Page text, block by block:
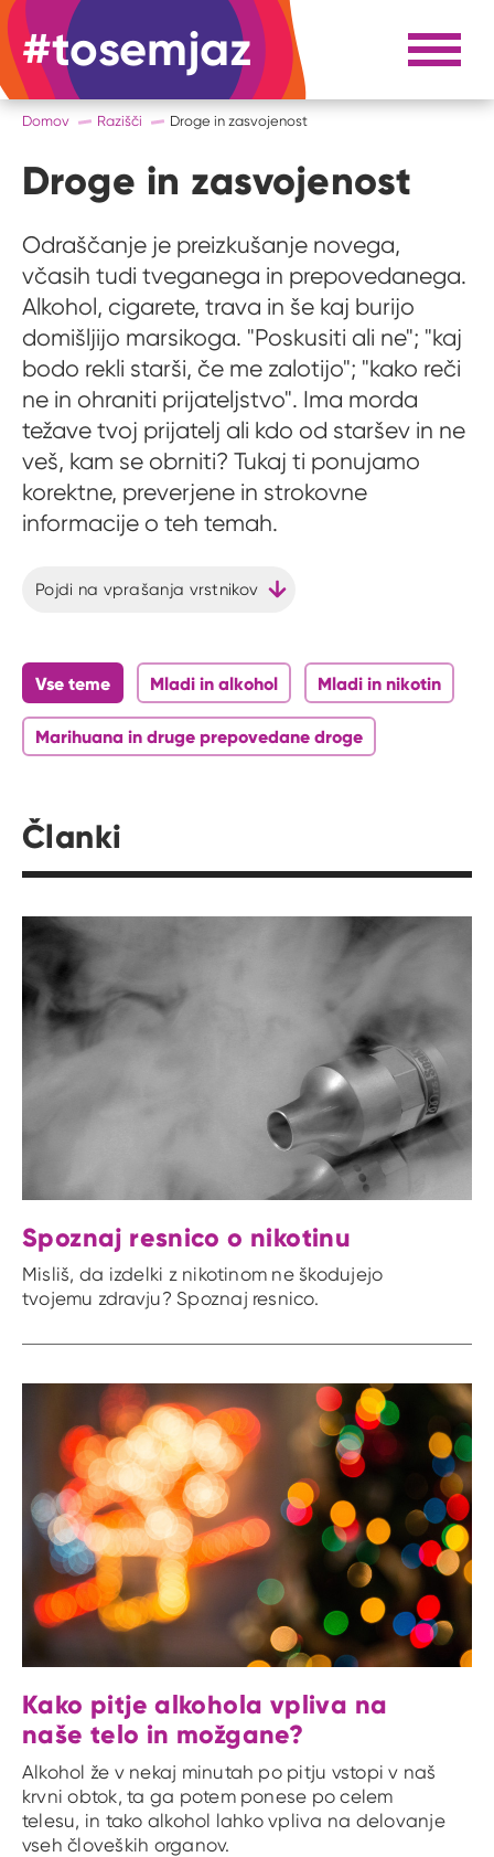
#tosemjaz #to sem jaz Razpri
Domov Razišči Droge in zasvojenost
Droge in zasvojenost
Odraščanje je preizkušanje novega,
včasih tudi tveganega in prepovedanega.
Alkohol, cigarete, trava in še kaj burijo
domišljijo marsikoga. "Poskusiti ali ne"; "kaj
bodo rekli starši, če me zalotijo"; "kako reči
ne in ohraniti prijateljstvo". Ima morda
težave tvoj prijatelj ali kdo od staršev in ne
veš, kam se obrniti? Tukaj ti ponujamo
korektne, preverjene in strokovne
informacije o teh temah.
Pojdi na vprašanja vrstnikov
Vse teme Mladi in alkohol Mladi in nikotin
Marihuana in druge prepovedane droge
Članki
Spoznaj resnico o nikotinu
Misliš, da izdelki z nikotinom ne škodujejo
tvojemu zdravju? Spoznaj resnico.
Kako pitje alkohola vpliva na
naše telo in možgane?
Alkohol že v nekaj minutah po pitju vstopi v naš
krvni obtok, ta ga potem ponese po celem
telesu, in tako alkohol lahko vpliva na delovanje
vseh človeških organov.